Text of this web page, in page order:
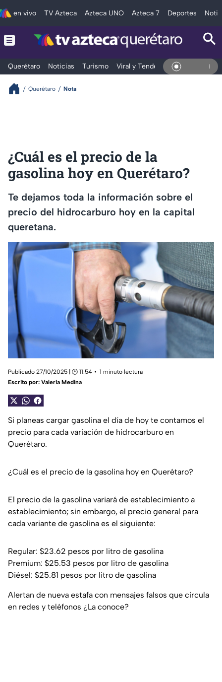
en vivo TV Azteca Azteca UNO Azteca 7 Deportes
Querétaro Noticias Turismo Viral y Tendencia Clima En Vivo
Querétaro Nota
¿Cuál es el precio de la
gasolina hoy en Querétaro?
Te dejamos toda la información sobre el
precio del hidrocarburo hoy en la capital
queretana.
Publicado 27/10/2025 | 🕑 11:54
1 minuto lectura
Escrito por: Valeria Medina
Si planeas cargar gasolina el día de hoy te contamos el
precio para cada variación de hidrocarburo en
Querétaro.
¿Cuál es el precio de la gasolina hoy en Querétaro?
El precio de la gasolina variará de establecimiento a
establecimiento; sin embargo, el precio general para
cada variante de gasolina es el siguiente:
Regular: $23.62 pesos por litro de gasolina
Premium: $25.53 pesos por litro de gasolina
Diésel: $25.81 pesos por litro de gasolina
Alertan de nueva estafa con mensajes falsos que circula
en redes y teléfonos ¿La conoce?